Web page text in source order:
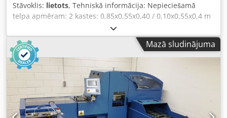
Stāvoklis: lietots, Tehniskā informācija: Nepieciešamā
telpa apmēram: 2 kastes: 0,85x0,55x0,40 / 0,10x0,55x0,4 m
Dedpfxsu N Auhs Ahljck Aramis 3D kamera – izturīga
konstrukcija augstākās klases pielietojumiem ar augstas
izšķirtspējas 3D sensoru. Kameras izšķirtspēja: 1936 x 1216
pikseļi Kadru ātrums (fps): 130 fps pilnā izšķirtspējā; 24 fps
pie 1/2 kadra augstuma; 450 fps pie 1/4 kadra augstuma
Aramis Adjustable – modulāra un elastīga mērīšanas
sistēma pētniecībai un rūpniecībai ar lietotājam draudzīgu
vadību. Bez programmatūras (tikai caur ražotāju)
Pārdošana/komplektācija kā attēlots foto.
Mazā sludinājuma